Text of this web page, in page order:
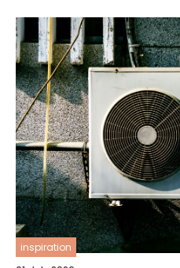
inspiration